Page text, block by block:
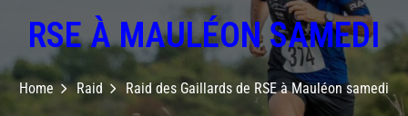
RSE À MAULÉON SAMEDI
Home Raid Raid des Gaillards de RSE à Mauléon samedi